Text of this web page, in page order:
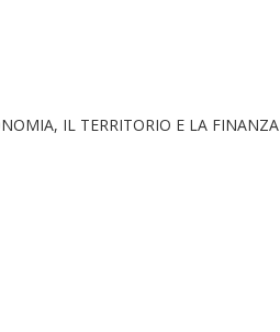
IL TERRITORIO E LA FINANZA